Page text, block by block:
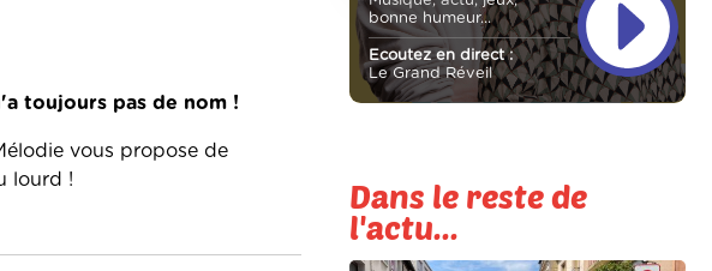
toujours pas de nom !
vous propose de
lourd !
bonne humeur...
Ecoutez en direct :
Le Grand Réveil
Dans le reste de
l'actu...